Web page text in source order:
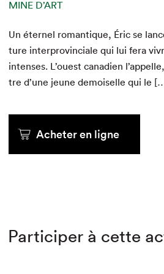
MINE D’ART
Acheter en ligne
MINE D’ART
au kiosque
MINE D’ART
Un éter­nel roman­tique, Éric se
ture inter­provin­ciale qui lui fera
intens­es. L’ouest cana­di­en
tre d’une jeune demoi­selle qui le
Acheter en ligne
MINE D’ART
au kiosque
MINE D’ART
Acheter en ligne
MINE D’ART
au kiosque
Participer à cette